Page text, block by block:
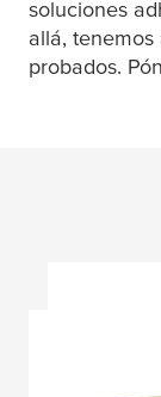
soluciones
allá,
probados.